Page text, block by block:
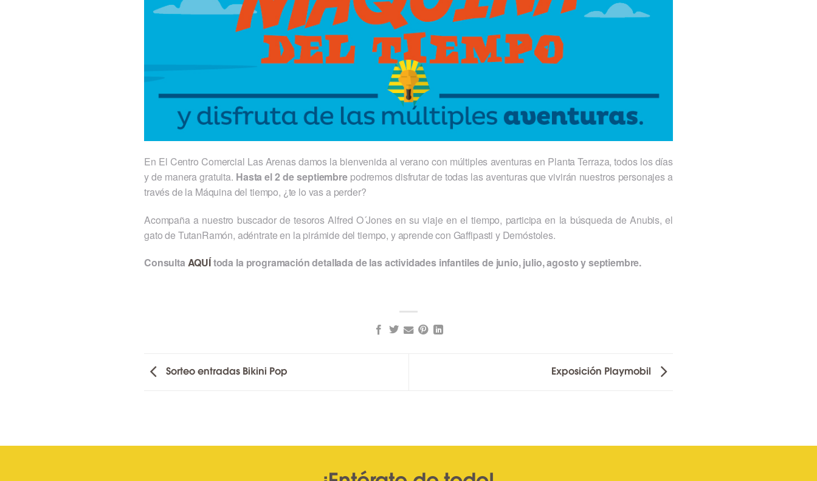
En El Centro Comercial Las Arenas damos la bienvenida al verano con múltiples aventuras en Planta Terraza, todos los días
y de manera gratuita. Hasta el 2 de septiembrepodremos disfrutar de todas las aventuras que vivirán nuestros personajes a
través de la Máquina del tiempo, ¿te lo vas a perder?
Acompaña a nuestro buscador de tesoros Alfred O´Jones en su viaje en el tiempo, participa en la búsqueda de Anubis, el
gato de TutanRamón, adéntrate en la pirámide del tiempo, y aprende con Gaffipasti y Demóstoles.
Consulta AQUÍtoda la programación detallada de las actividades infantiles de junio, julio, agosto y septiembre.
Sorteo entradas Bikini Pop Exposición Playmobil